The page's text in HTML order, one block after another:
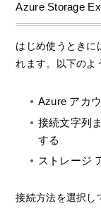
Azure Storage
はじめ使うときに
れます。以下のよ
Azure アカ
接続文字列
する
ストレージ
接続方法を選択し